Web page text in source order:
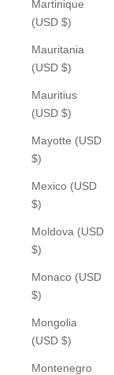
Martinique
(USD $)
Mauritania
(USD $)
Mauritius
(USD $)
Mayotte (USD
$)
Mexico (USD
$)
Moldova (USD
$)
Monaco (USD
$)
Mongolia
(USD $)
Montenegro